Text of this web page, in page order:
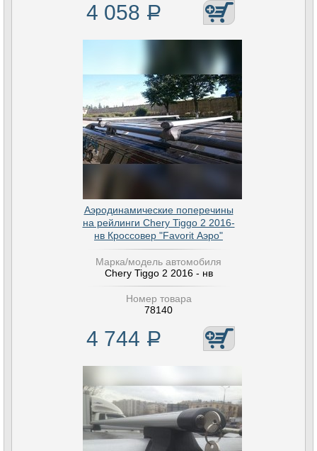
4 058 Р
Аэродинамические поперечины
на рейлинги Chery Tiggo 2 2016-
нв Кроссовер "Favorit Аэро"
Марка/модель автомобиля
Chery Tiggo 2 2016 - нв
Номер товара
78140
4 744 Р